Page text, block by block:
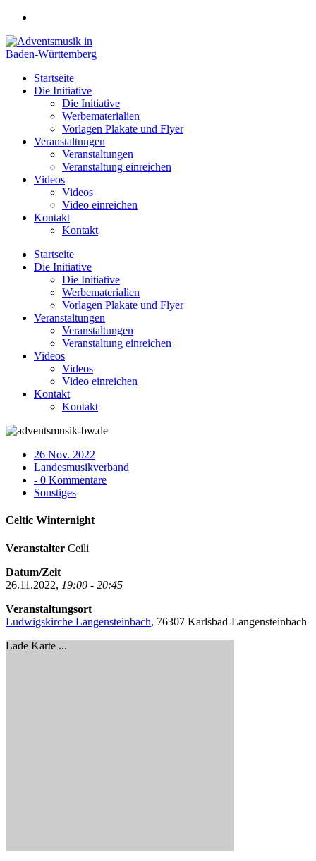
Zum
springen
Startseite
Die Initiative
Die Initiative
Werbematerialien
Vorlagen Plakate und Flyer
Veranstaltungen
Veranstaltungen
Veranstaltung einreichen
Videos
Videos
Video einreichen
Kontakt
Kontakt
Startseite
Die Initiative
Die Initiative
Werbematerialien
Vorlagen Plakate und Flyer
Veranstaltungen
Veranstaltungen
Veranstaltung einreichen
Videos
Videos
Video einreichen
Kontakt
Kontakt
26 Nov. 2022
Landesmusikverband
- 0 Kommentare
Sonstiges
Celtic Winternight
Veranstalter Ceili
Datum/Zeit
26.11.2022, 19:00 - 20:45
Veranstaltungsort
Ludwigskirche Langensteinbach, 76307 Karlsbad-Langensteinbach
Lade Karte ...